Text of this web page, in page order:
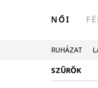
NŐI
RUHÁZAT
SZŰRŐK